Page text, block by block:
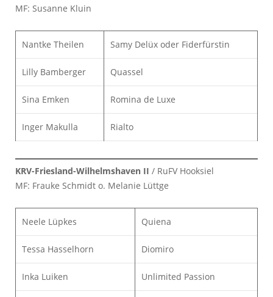
MF: Susanne Kluin
Nantke Theilen Samy Delüx oder Fiderfürstin
Lilly Bamberger Quassel
Sina Emken Romina de Luxe
Inger Makulla Rialto
KRV-Friesland-Wilhelmshaven II / RuFV Hooksiel
MF: Frauke Schmidt o. Melanie Lüttge
Neele Lüpkes Quiena
Tessa Hasselhorn Diomiro
Inka Luiken Unlimited Passion